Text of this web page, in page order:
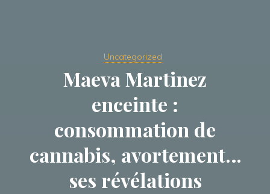
Uncategorized
Maeva Martinez
enceinte :
consommation de
cannabis, avortement…
ses révélations